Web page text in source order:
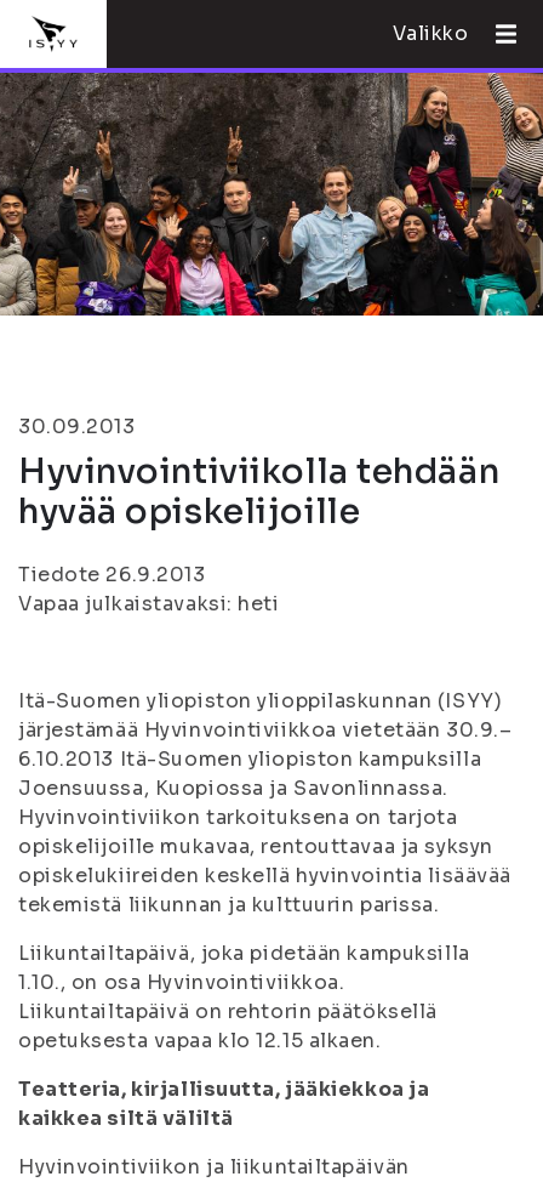
Valikko
30.09.2013
Hyvinvointiviikolla tehdään
hyvää opiskelijoille
Tiedote 26.9.2013
Vapaa julkaistavaksi: heti
Itä-Suomen yliopiston ylioppilaskunnan (ISYY)
järjestämää Hyvinvointiviikkoa vietetään 30.9.–
6.10.2013 Itä-Suomen yliopiston kampuksilla
Joensuussa, Kuopiossa ja Savonlinnassa.
Hyvinvointiviikon tarkoituksena on tarjota
opiskelijoille mukavaa, rentouttavaa ja syksyn
opiskelukiireiden keskellä hyvinvointia lisäävää
tekemistä liikunnan ja kulttuurin parissa.
Liikuntailtapäivä, joka pidetään kampuksilla
1.10., on osa Hyvinvointiviikkoa.
Liikuntailtapäivä on rehtorin päätöksellä
opetuksesta vapaa klo 12.15 alkaen.
Teatteria, kirjallisuutta, jääkiekkoa ja
kaikkea siltä väliltä
Hyvinvointiviikon ja liikuntailtapäivän